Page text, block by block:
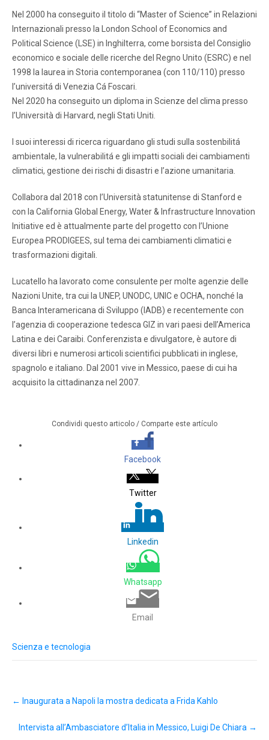
Nel 2000 ha conseguito il titolo di “Master of Science” in Relazioni
Internazionali presso la London School of Economics and
Political Science (LSE) in Inghilterra, come borsista del Consiglio
economico e sociale delle ricerche del Regno Unito (ESRC) e nel
1998 la laurea in Storia contemporanea (con 110/110) presso
l’universitá di Venezia Cá Foscari.
Nel 2020 ha conseguito un diploma in Scienze del clima presso
l’Università di Harvard, negli Stati Uniti.
I suoi interessi di ricerca riguardano gli studi sulla sostenbilitá
ambientale, la vulnerabilitá e gli impatti sociali dei cambiamenti
climatici, gestione dei rischi di disastri e l’azione umanitaria.
Collabora dal 2018 con l’Università statunitense di Stanford e
con la California Global Energy, Water & Infrastructure Innovation
Initiative ed è attualmente parte del progetto con l’Unione
Europea PRODIGEES, sul tema dei cambiamenti climatici e
trasformazioni digitali.
Lucatello ha lavorato come consulente per molte agenzie delle
Nazioni Unite, tra cui la UNEP, UNODC, UNIC e OCHA, nonché la
Banca Interamericana di Sviluppo (IADB) e recentemente con
l’agenzia di cooperazione tedesca GIZ in vari paesi dell’America
Latina e dei Caraibi. Conferenzista e divulgatore, è autore di
diversi libri e numerosi articoli scientifici pubblicati in inglese,
spagnolo e italiano. Dal 2001 vive in Messico, paese di cui ha
acquisito la cittadinanza nel 2007.
Condividi questo articolo / Comparte este artículo
Facebook
Twitter
Linkedin
Whatsapp
Email
Scienza e tecnologia
navigation
← Inaugurata a Napoli la mostra dedicata a Frida Kahlo
Intervista all’Ambasciatore d’Italia in Messico, Luigi De Chiara →